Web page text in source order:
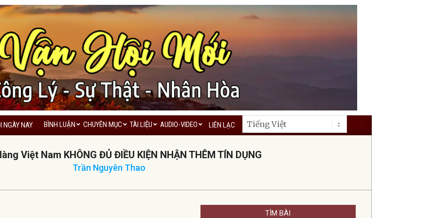
Primary
Menu
NGÀY NAY BÌNH LUẬN CHUYÊN MỤC TÀI LIỆU AUDIO-VIDEO LIÊN LẠC
Việt Nam KHÔNG ĐỦ ĐIỀU KIỆN NHẬN THÊM TÍN DỤNG
Trần Nguyên Thao
TÌM BÀI